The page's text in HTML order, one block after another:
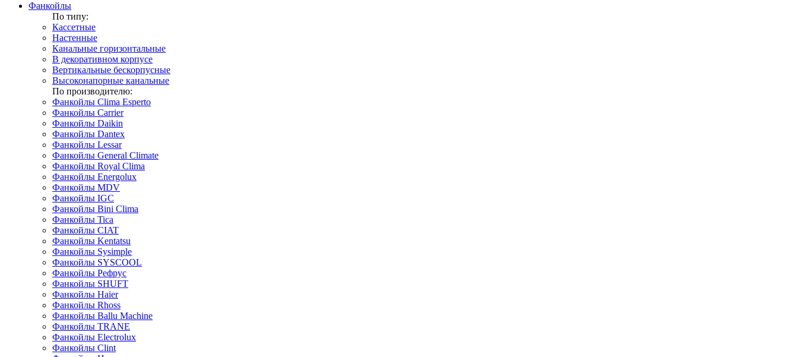
Фанкойлы
По типу:
Кассетные
Настенные
Канальные горизонтальные
В декоративном корпусе
Вертикальные бескорпусные
Высоконапорные канальные
По производителю:
Фанкойлы Clima Esperto
Фанкойлы Carrier
Фанкойлы Daikin
Фанкойлы Dantex
Фанкойлы Lessar
Фанкойлы General Climate
Фанкойлы Royal Clima
Фанкойлы Energolux
Фанкойлы MDV
Фанкойлы IGC
Фанкойлы Bini Clima
Фанкойлы Tica
Фанкойлы CIAT
Фанкойлы Kentatsu
Фанкойлы Sysimple
Фанкойлы SYSCOOL
Фанкойлы Рефрус
Фанкойлы SHUFT
Фанкойлы Haier
Фанкойлы Rhoss
Фанкойлы Ballu Machine
Фанкойлы TRANE
Фанкойлы Electrolux
Фанкойлы Clint